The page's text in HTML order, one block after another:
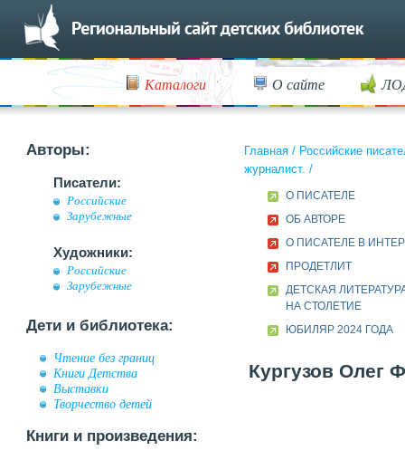
Каталоги О сайте
Авторы:
Писатели:
Российские
Зарубежные
Художники:
Российские
Зарубежные
Дети и библиотека:
Чтение без границ
Книги Детства
Выставки
Творчество детей
Книги и произведения:
Главная / Российские
журналист. /
О ПИСАТЕЛЕ
ОБ АВТОРЕ
О ПИСАТЕЛЕ В
ПРОДЕТЛИТ
ДЕТСКАЯ
НА СТОЛЕТИЕ
ЮБИЛЯР 2024 ГОДА
Кургузов Олег